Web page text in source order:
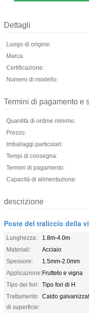
Dettagli
Luogo di origine:
Marca:
Certificazione:
Numero di modello:
Termini di pagamento e
Quantità di ordine minimo:
Prezzo:
Imballaggi particolari:
Tempi di consegna:
Termini di pagamento:
Capacità di alimentazione:
descrizione
Poste del traliccio della
Lunghezza:
1.8m-4.0m
Materiali:
Acciaio
Spessore:
1.5mm-2.0mm
Applicazione:Frutteto e vigna
Tipo dei fori: Tipo fori di H
Trattamento
di superficie:
Caldo